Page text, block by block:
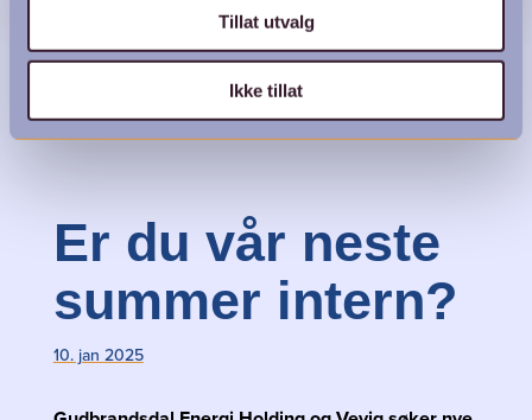
Tillat utvalg
Ikke tillat
Nina Moe var summer intern i vårt datterselskap
Vevig AS sommeren 2024.
Er du vår neste
summer intern?
10. jan 2025